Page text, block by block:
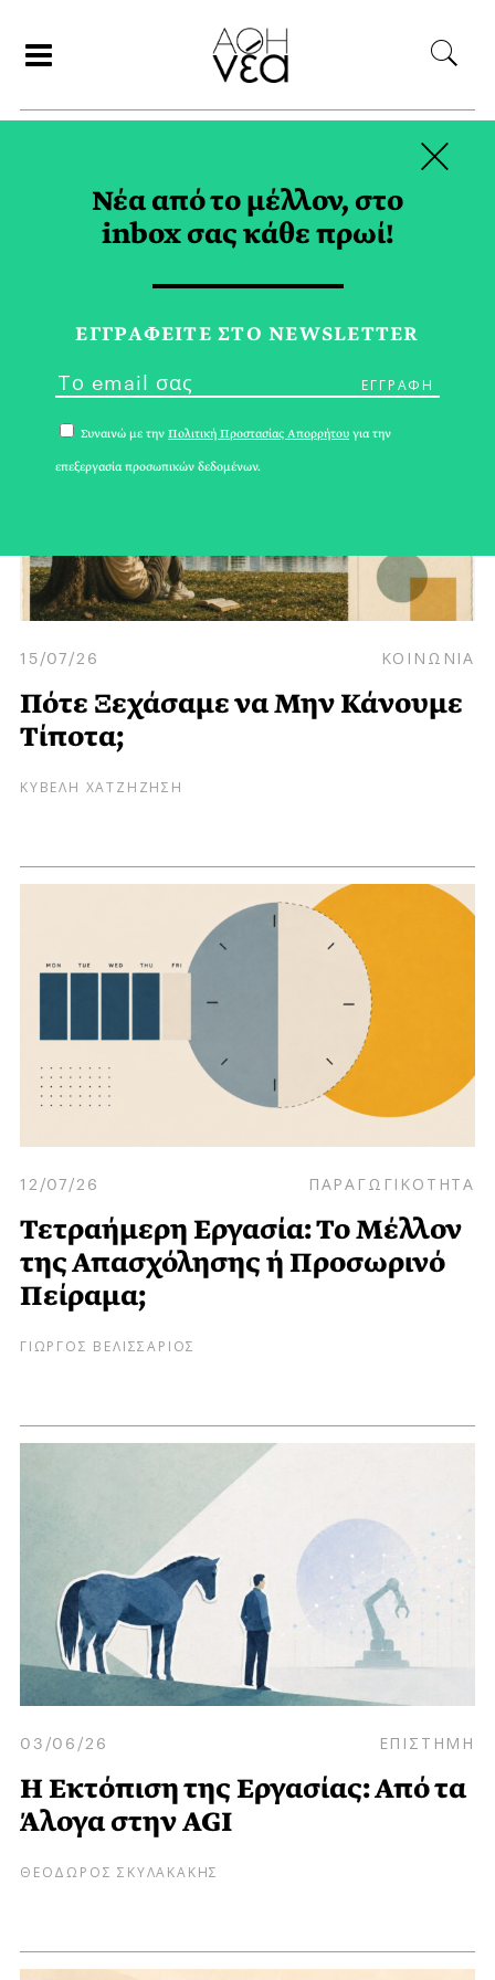
ΕΡΓΑΣΙΑ TAG
15/07/26 ΚΟΙΝΩΝΙΑ
Πότε Ξεχάσαμε να Μην Κάνουμε
Τίποτα;
ΚΥΒΕΛΗ ΧΑΤΖΗΖΗΣΗ
12/07/26 ΠΑΡΑΓΩΓΙΚΟΤΗΤΑ
Τετραήμερη Εργασία: Το Μέλλον
της Απασχόλησης ή Προσωρινό
Πείραμα;
ΓΙΩΡΓΟΣ ΒΕΛΙΣΣΑΡΙΟΣ
03/06/26 ΕΠΙΣΤΗΜΗ
Η Εκτόπιση της Εργασίας: Από τα
Άλογα στην AGI
ΘΕΟΔΩΡΟΣ ΣΚΥΛΑΚΑΚΗΣ
Νέα από το μέλλον, στο
inbox σας κάθε πρωί!
ΕΓΓPΑΦΕΙΤΕ ΣΤΟ NEWSLETTER
Συναινώ με την Πολιτική Προστασίας Απορρήτου για την
επεξεργασία προσωπικών δεδομένων.
×